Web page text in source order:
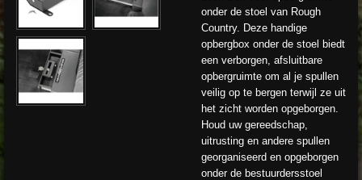
onder de stoel van Rough
Country. Deze handige
opbergbox onder de stoel biedt
een verborgen, afsluitbare
opbergruimte om al je spullen
veilig op te bergen terwijl ze uit
het zicht worden opgeborgen.
Houd uw gereedschap,
uitrusting en andere spullen
georganiseerd en opgeborgen
onder de bestuurdersstoel